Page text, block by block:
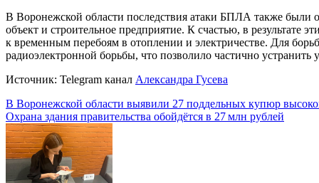
В Воронежской области последствия атаки БПЛА также
объект и строительное предприятие. К счастью, в результате
к временным перебоям в отоплении и электричестве. Для
радиоэлектронной борьбы, что позволило частично устранить
Источник: Telegram канал Александра Гусева
Навигация
по
записям
В Воронежской области выявили 27 поддельных купюр
Охрана здания правительства обойдётся в 27 млн рублей